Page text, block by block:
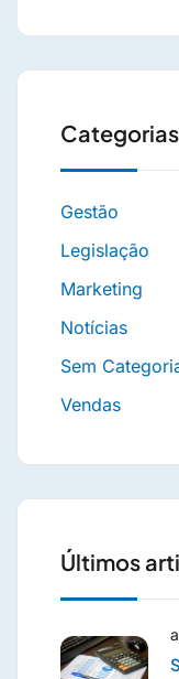
Categorias
Gestão
Legislação
Marketing
Notícias
Sem
Vendas
Últimos